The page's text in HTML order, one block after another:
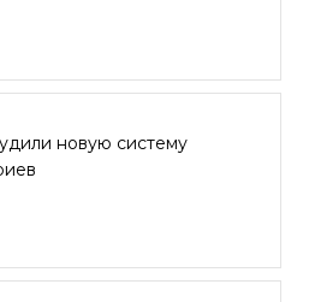
новую систему